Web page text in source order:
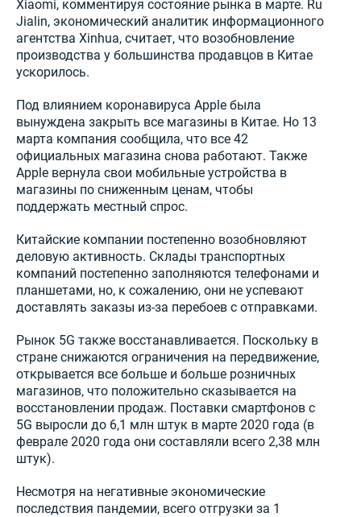
Xiaomi, комментируя состояние рынка в марте. Ru
Jialin, экономический аналитик информационного
агентства Xinhua, считает, что возобновление
производства у большинства продавцов в Китае
ускорилось.
Под влиянием коронавируса Apple была
вынуждена закрыть все магазины в Китае. Но 13
марта компания сообщила, что все 42
официальных магазина снова работают. Также
Apple вернула свои мобильные устройства в
магазины по сниженным ценам, чтобы
поддержать местный спрос.
Китайские компании постепенно возобновляют
деловую активность. Склады транспортных
компаний постепенно заполняются телефонами и
планшетами, но, к сожалению, они не успевают
доставлять заказы из-за перебоев с отправками.
Рынок 5G также восстанавливается. Поскольку в
стране снижаются ограничения на передвижение,
открывается все больше и больше розничных
магазинов, что положительно сказывается на
восстановлении продаж. Поставки смартфонов с
5G выросли до 6,1 млн штук в марте 2020 года (в
феврале 2020 года они составляли всего 2,38 млн
штук).
Несмотря на негативные экономические
последствия пандемии, всего отгрузки за 1